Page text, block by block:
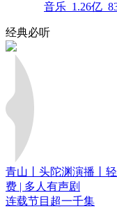
音乐 1.26亿
经典必听
青山丨头陀渊演播丨
费 | 多人有声剧
连载节目超一千集